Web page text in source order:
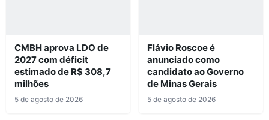
CMBH aprova LDO de
2027 com déficit
estimado de R$ 308,7
milhões
5 de agosto de 2026
Flávio Roscoe é
anunciado como
candidato ao Governo
de Minas Gerais
5 de agosto de 2026